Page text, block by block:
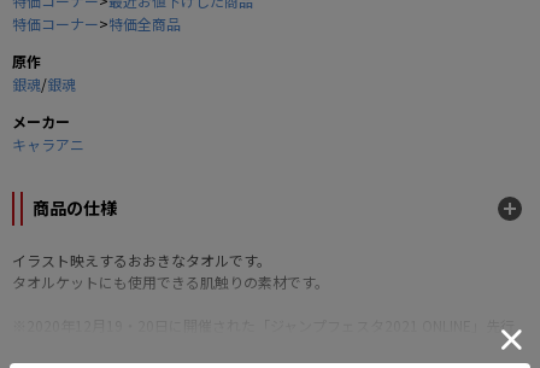
特価コーナー>特価全商品
原作
銀魂/銀魂
メーカー
キャラアニ
商品の仕様
イラスト映えするおおきなタオルです。
タオルケットにも使用できる肌触りの素材です。
※2020年12月19・20日に開催された「ジャンプフェスタ2021 ONLINE」先行